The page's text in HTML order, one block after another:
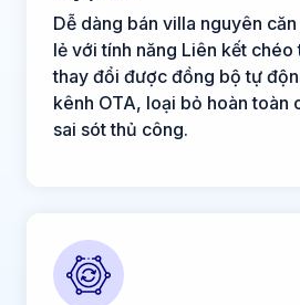
Dễ dàng bán villa nguyên
lẻ với tính năng Liên kết chéo
thay đổi được đồng bộ tự
kênh OTA, loại bỏ hoàn toàn
sai sót thủ công.